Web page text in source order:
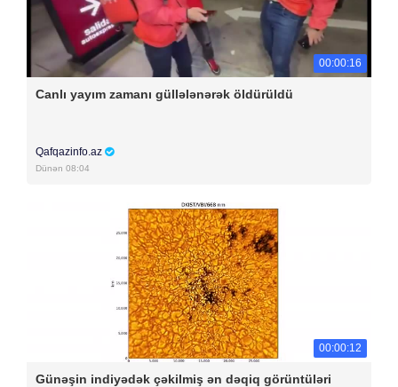
00:00:16
Canlı yayım zamanı güllələnərək öldürüldü
Qafqazinfo.az
Dünən 08:04
00:00:12
Günəşin indiyədək çəkilmiş ən dəqiq görüntüləri